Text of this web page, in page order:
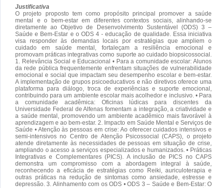
Justificativa
O projeto proposto tem como propósito principal promover a saúde
mental e o bem-estar em diferentes contextos sociais, alinhando-se
diretamente ao Objetivo de Desenvolvimento Sustentável (ODS) 3 –
Saúde e Bem-Estar e o ODS 4 - educação de qualidade. Essa iniciativa
visa responder às demandas locais por estratégias que ampliem o
cuidado em saúde mental, fortaleçam a resiliência emocional e
promovam práticas integrativas como suporte ao cuidado biopsicossocial.
1. Relevância Social e Educacional • Para a comunidade escolar: Alunos
da rede pública frequentemente enfrentam situações de vulnerabilidade
emocional e social que impactam seu desempenho escolar e bem-estar.
A implementação de grupos psicoeducativos e não diretivos oferece uma
plataforma para diálogo, troca de experiências e suporte emocional,
contribuindo para um ambiente escolar mais acolhedor e inclusivo. • Para
a comunidade acadêmica: Oficinas lúdicas para discentes da
Universidade Federal de Alfenas fomentam a integração, a criatividade e
a saúde mental, promovendo um ambiente acadêmico mais favorável à
aprendizagem e ao bem-estar. 2. Impacto em Saúde Mental e Serviços de
Saúde • Atenção às pessoas em crise: Ao oferecer cuidados intensivos e
semi-intensivos no Centro de Atenção Psicossocial (CAPS), o projeto
atende diretamente às necessidades de pessoas em situação de crise,
ampliando o acesso a serviços especializados e humanizados. • Práticas
Integrativas e Complementares (PICS). A inclusão de PICS no CAPS
demonstra um compromisso com a abordagem integral à saúde,
reconhecendo a eficácia de estratégias como Reiki, auriculoterapia e
outras práticas na redução de sintomas como ansiedade, estresse e
depressão. 3. Alinhamento com os ODS • ODS 3 – Saúde e Bem-Estar: O